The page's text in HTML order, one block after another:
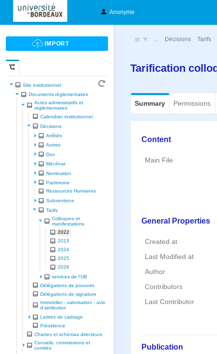
Anonyme
Site institutionnel
Documents réglementaires
Actes administratifs et
réglementaires
Calendrier institutionnel
Décisions
Arrêtés
Autres
Don
Mécénat
Nomination
Patrimoine
Ressources Humaines
Subventions
Tarifs
Colloques et
manifestations
2022
2023
2024
2025
2026
services de l'UB
Délégations de pouvoirs
Délégations de signature
Immobilier - valorisation - avis
d'attribution
Lettres de cadrage
Présidence
Chartes et schèmas directeurs
Conseils, commissions et
comités
… Décisions Tarifs
Tarification
Summary Permissions
Content
Main File
General Properties
Created at
Last Modified at
Author
Contributors
Last Contributor
Publication